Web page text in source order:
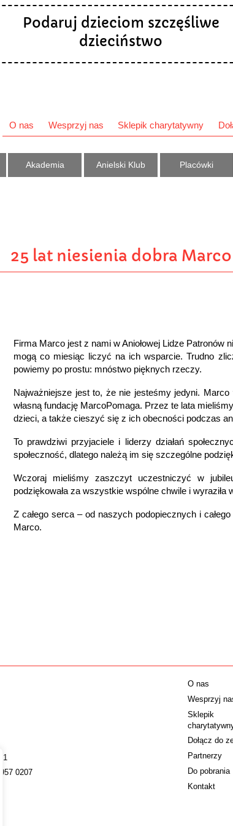
Podaruj dzieciom szczęśliwe
dzieciństwo
O nas Wesprzyj nas Sklepik charytatywny
Akademia Anielski Klub Placówki
25 lat niesienia dobra Marco
Firma Marco jest z nami w Aniołowej Lidze Patronów
mogą co miesiąc liczyć na ich wsparcie. Trudno
powiemy po prostu: mnóstwo pięknych rzeczy.
Najważniejsze jest to, że nie jesteśmy jedyni.
własną fundację MarcoPomaga. Przez te lata
dzieci, a także cieszyć się z ich obecności podczas
To prawdziwi przyjaciele i liderzy działań
społeczność, dlatego należą im się szczególne
Wczoraj mieliśmy zaszczyt uczestniczyć w
podziękowała za wszystkie wspólne chwile i
Z całego serca – od naszych podopiecznych i
Marco.
0207
O nas
Wesprzyj
Sklepik
Dołącz do
Partnerzy
Do pobrania
Kontakt